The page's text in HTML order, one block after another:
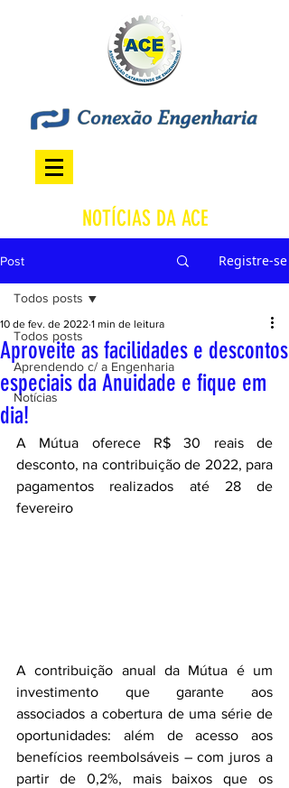
NOTÍCIAS DA ACE
Post Registre-se
Todos posts
Aprendendo c/ a Engenharia
Notícias
Todos posts
Aproveite as facilidades e descontos
especiais da Anuidade e fique em
dia!
10 de fev. de 2022 1 min de leitura
A Mútua oferece R$ 30 reais de
desconto, na contribuição de 2022, para
pagamentos realizados até 28 de
fevereiro
A contribuição anual da Mútua é um
investimento que garante aos
associados a cobertura de uma série de
oportunidades: além de acesso aos
benefícios reembolsáveis – com juros a
partir de 0,2%, mais baixos que os